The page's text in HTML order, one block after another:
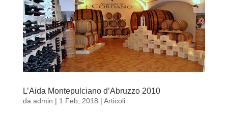
L’Aida Montepulciano d’Abruzzo 2010
da admin | 1 Feb, 2018 | Articoli